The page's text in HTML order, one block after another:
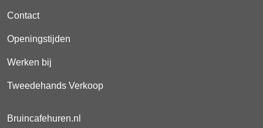
Contact
Openingstijden
Werken bij
Tweedehands Verkoop
Bruincafehuren.nl